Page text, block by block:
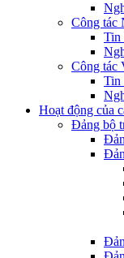
Công tác
Tin
Công tác
Tin
Hoạt động của
Đảng bộ